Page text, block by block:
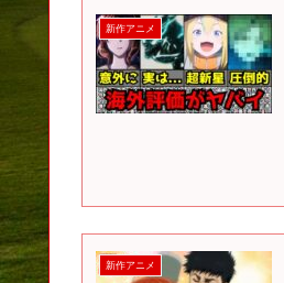
新作アニメ
新作アニメ